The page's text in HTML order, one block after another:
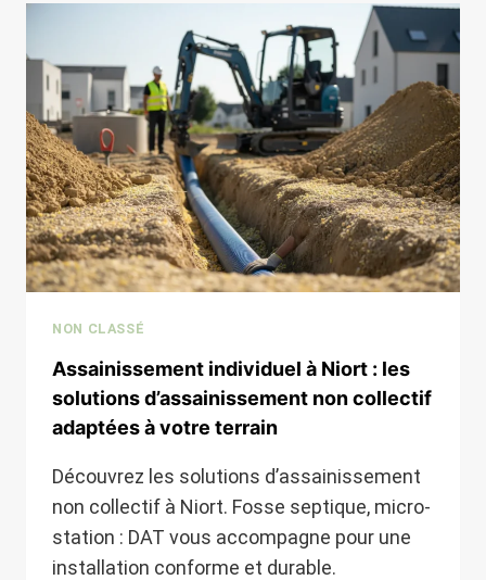
NIORT
RÉCUPÉRATION
ET
VALORISATION
DES
MATÉRIAUX
NON CLASSÉ
Assainissement individuel à Niort : les
solutions d’assainissement non collectif
adaptées à votre terrain
Découvrez les solutions d’assainissement
non collectif à Niort. Fosse septique, micro-
station : DAT vous accompagne pour une
installation conforme et durable.